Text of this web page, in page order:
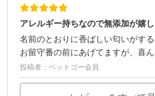
アレルギー持ちなので無添加が嬉
名前のとおりに香ばしい匂いがする
お留守番の前にあげてますが、喜ん
投稿者：ペットゴー会員